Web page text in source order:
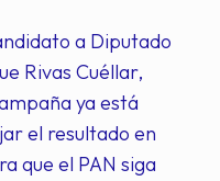
a Diputado
Rivas Cuéllar,
ya está
el resultado en
que el PAN siga